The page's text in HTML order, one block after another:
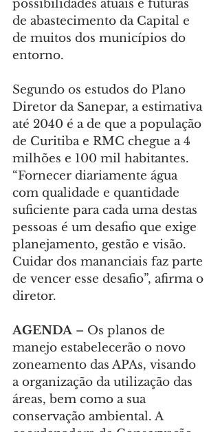
possibilidades atuais e futuras
de abastecimento da Capital e
de muitos dos municípios do
entorno.
Segundo os estudos do Plano
Diretor da Sanepar, a estimativa
até 2040 é a de que a população
de Curitiba e RMC chegue a 4
milhões e 100 mil habitantes.
“Fornecer diariamente água
com qualidade e quantidade
suficiente para cada uma destas
pessoas é um desafio que exige
planejamento, gestão e visão.
Cuidar dos mananciais faz parte
de vencer esse desafio”, afirma o
diretor.
AGENDA – Os planos de
manejo estabelecerão o novo
zoneamento das APAs, visando
a organização da utilização das
áreas, bem como a sua
conservação ambiental. A